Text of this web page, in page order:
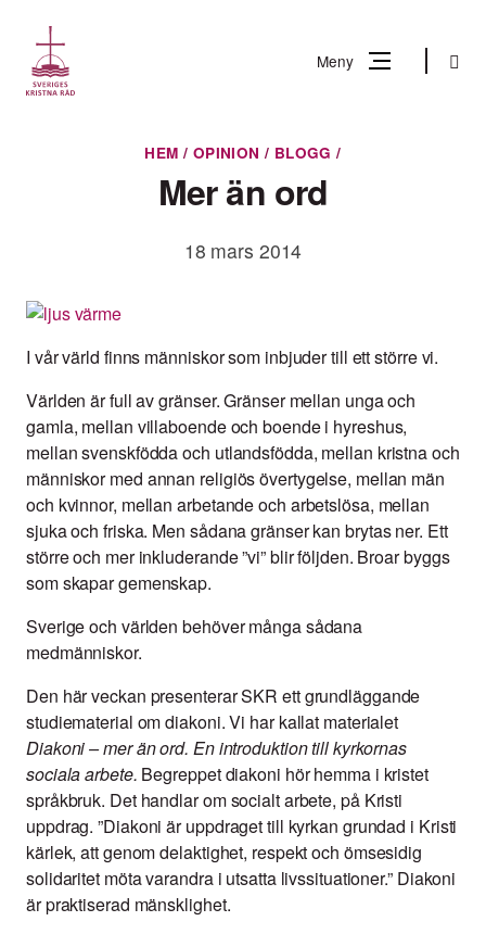
innehåll
Meny Sök
HEM / OPINION / BLOGG /
Mer än ord
18 mars 2014
I vår värld finns människor som inbjuder till ett större vi.
Världen är full av gränser. Gränser mellan unga och
gamla, mellan villaboende och boende i hyreshus,
mellan svenskfödda och utlandsfödda, mellan kristna och
människor med annan religiös övertygelse, mellan män
och kvinnor, mellan arbetande och arbetslösa, mellan
sjuka och friska. Men sådana gränser kan brytas ner. Ett
större och mer inkluderande ”vi” blir följden. Broar byggs
som skapar gemenskap.
Sverige och världen behöver många sådana
medmänniskor.
Den här veckan presenterar SKR ett grundläggande
studiematerial om diakoni. Vi har kallat materialet
Diakoni – mer än ord. En introduktion till kyrkornas
sociala arbete. Begreppet diakoni hör hemma i kristet
språkbruk. Det handlar om socialt arbete, på Kristi
uppdrag. ”Diakoni är uppdraget till kyrkan grundad i Kristi
kärlek, att genom delaktighet, respekt och ömsesidig
solidaritet möta varandra i utsatta livssituationer.” Diakoni
är praktiserad mänsklighet.